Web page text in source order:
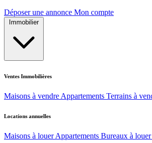
Déposer une annonce Mon compte
Immobilier
Ventes Immobilières
Maisons à vendre Appartements Terrains à
Locations annuelles
Maisons à louer Appartements Bureaux à louer